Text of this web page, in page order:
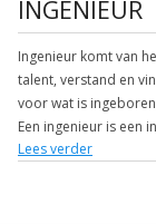
INGENIEUR
Ingenieur komt van
talent, verstand en
voor wat is
Een ingenieur is een
gebruikt om
Een puristische
Lees verder